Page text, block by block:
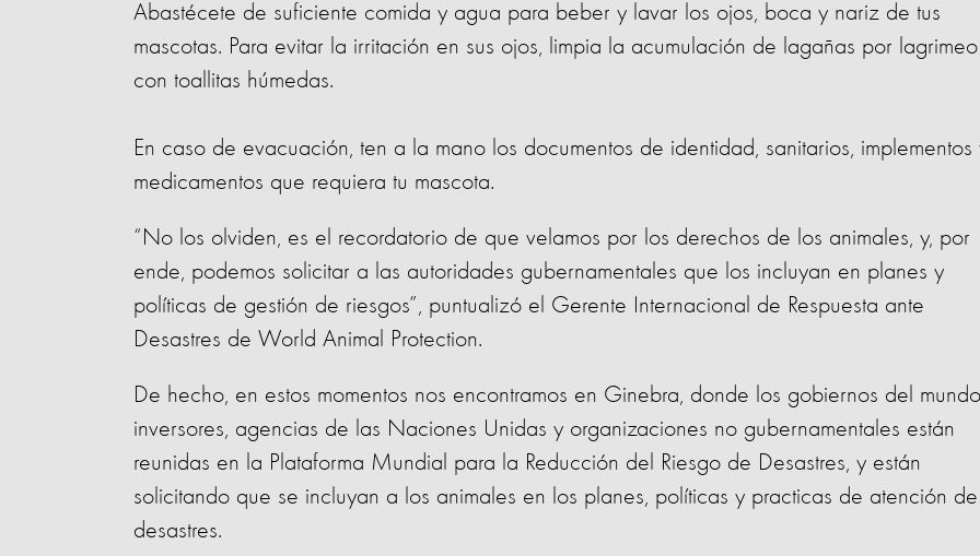
Abastécete de suficiente comida y agua para beber y lavar los ojos, boca y nariz de tus
mascotas. Para evitar la irritación en sus ojos, limpia la acumulación de lagañas por lagrimeo
con toallitas húmedas.
En caso de evacuación, ten a la mano los documentos de identidad, sanitarios, implementos
medicamentos que requiera tu mascota.
“No los olviden, es el recordatorio de que velamos por los derechos de los animales, y, por
ende, podemos solicitar a las autoridades gubernamentales que los incluyan en planes y
políticas de gestión de riesgos”, puntualizó el Gerente Internacional de Respuesta ante
Desastres de World Animal Protection.
De hecho, en estos momentos nos encontramos en Ginebra, donde los gobiernos del
inversores, agencias de las Naciones Unidas y organizaciones no gubernamentales están
reunidas en la Plataforma Mundial para la Reducción del Riesgo de Desastres, y están
solicitando que se incluyan a los animales en los planes, políticas y practicas de atención de
desastres.